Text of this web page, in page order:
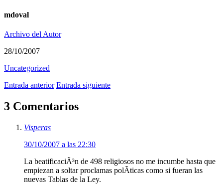
mdoval
Archivo del Autor
28/10/2007
Uncategorized
Entrada anterior Entrada siguiente
3 Comentarios
Visperas
30/10/2007 a las 22:30
La beatificaciÃ³n de 498 religiosos no me incumbe hasta que
empiezan a soltar proclamas polÃ­ticas como si fueran las
nuevas Tablas de la Ley.